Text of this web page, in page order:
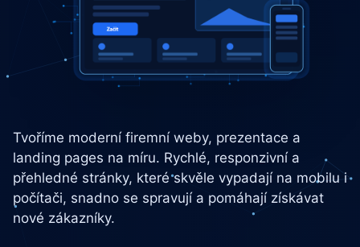
Tvoříme moderní firemní weby, prezentace a
landing pages na míru. Rychlé, responzivní a
přehledné stránky, které skvěle vypadají na mobilu i
počítači, snadno se spravují a pomáhají získávat
nové zákazníky.